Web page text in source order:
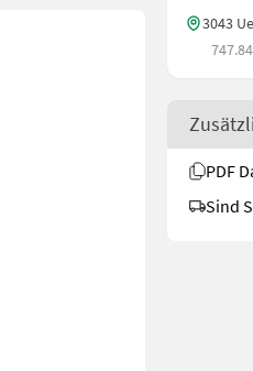
3043
PDF
Sind